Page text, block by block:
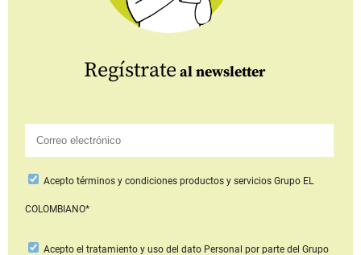
Regístrate al newsletter
Aceptotérminos y condiciones productos y serviciosGrupo EL
COLOMBIANO*
Acepto el tratamiento y uso del dato Personal por parte del Grupo